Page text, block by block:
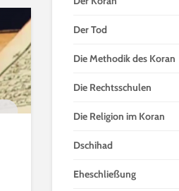
Der Tod
Die Methodik des Koran
Die Rechtsschulen
Die Religion im Koran
Dschihad
Eheschließung